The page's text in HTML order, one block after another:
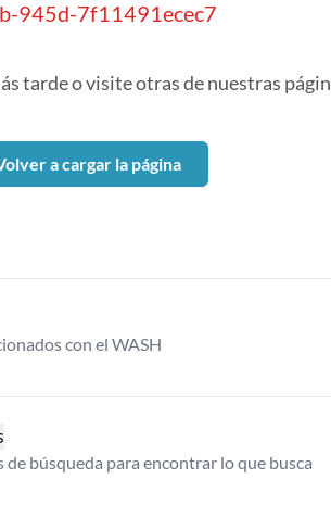
945d-7f11491ecec7
tarde o visite otras de nuestras
a cargar la página
con el WASH
búsqueda para encontrar lo que busca